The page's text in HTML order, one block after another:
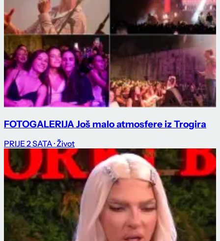
FOTOGALERIJA Još malo atmosfere iz Trogira
PRIJE 2 SATA · Život